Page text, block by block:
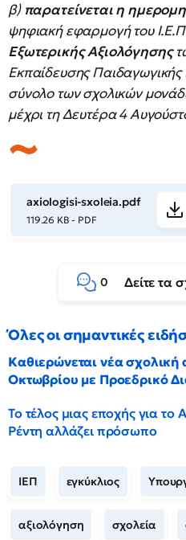
β) παρατείνεται η
ψηφιακή εφαρμογή του
Εξωτερικής Αξιολόγησης
Εκπαίδευσης Παιδαγωγικής
σύνολο των σχολικών
μέχρι τη Δευτέρα 4
axiologisi-sxoleia.pdf
119.26 KB - PDF
0 Δείτε τα
Όλες οι σημαντικές
Καθιερώνεται νέα σχολική
Οκτωβρίου με Προεδρικό
Το τέλος μιας εποχής για το
Ρέντη αλλάζει πρόσωπο
ΙΕΠ εγκύκλιος
αξιολόγηση σχολεία